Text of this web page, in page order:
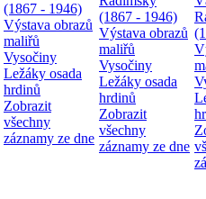
(1867 - 1946)
Výstava obrazů
maliřů
Vysočiny
Ležáky osada
hrdinů
Zobrazit
všechny
záznamy ze dne
(1867 - 1946)
Výstava obrazů
maliřů
Vysočiny
Ležáky osada
hrdinů
Zobrazit
všechny
záznamy ze dne